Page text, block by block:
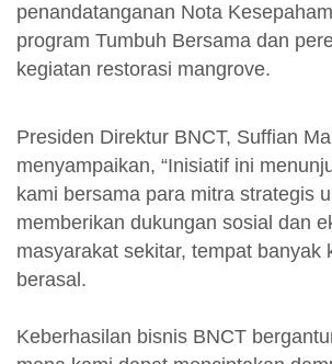
penandatanganan Nota
program Tumbuh Bersama dan
kegiatan restorasi mangrove.
Presiden Direktur BNCT, Suffian
menyampaikan, “Inisiatif ini
kami bersama para mitra strategis
memberikan dukungan sosial dan
masyarakat sekitar, tempat banyak
berasal.
Keberhasilan bisnis BNCT